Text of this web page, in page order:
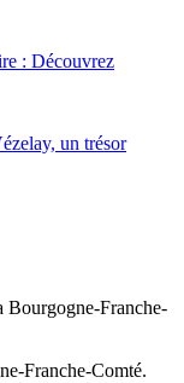
: Découvrez
un trésor
Bourgogne-Franche-
Franche-Comté.